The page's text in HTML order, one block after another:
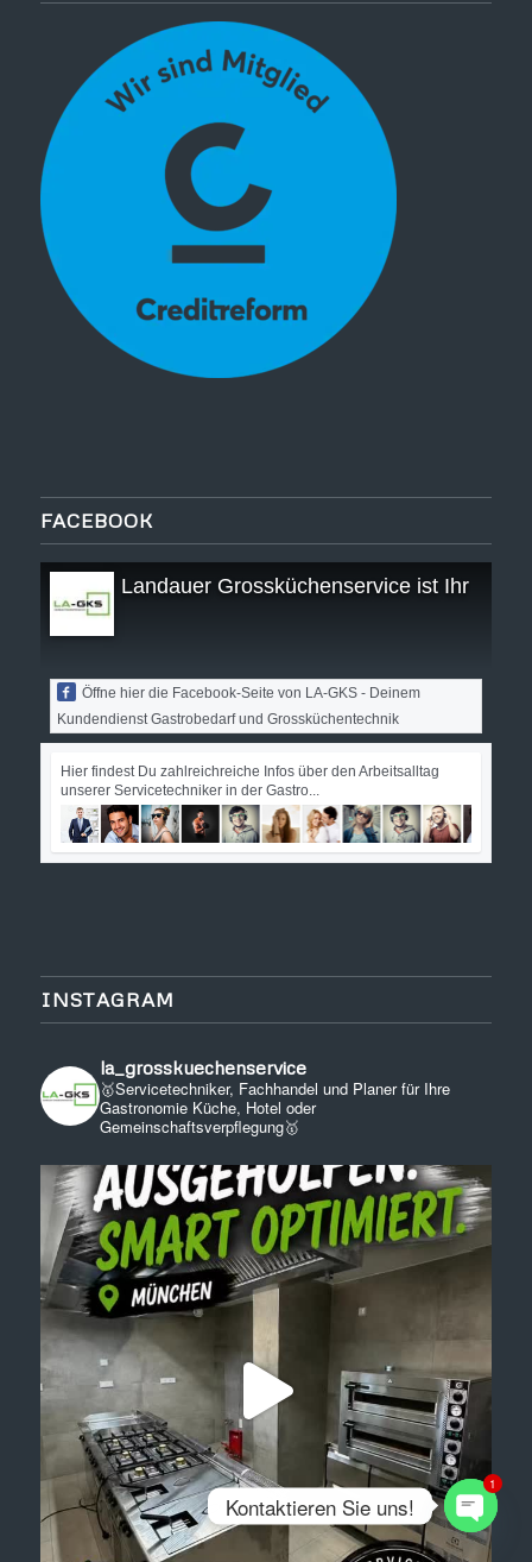
FACEBOOK
Landauer Grossküchenservice ist Ihr
Öffne hier die Facebook-Seite von LA-GKS - Deinem
Kundendienst Gastrobedarf und Grossküchentechnik
Hier findest Du zahlreichreiche Infos über den Arbeitsalltag
unserer Servicetechniker in der Gastro...
INSTAGRAM
la_grosskuechenservice
🥇Servicetechniker, Fachhandel und Planer für Ihre
Gastronomie Küche, Hotel oder
Gemeinschaftsverpflegung🥇
Kontaktieren Sie uns!
Open
chaty
1